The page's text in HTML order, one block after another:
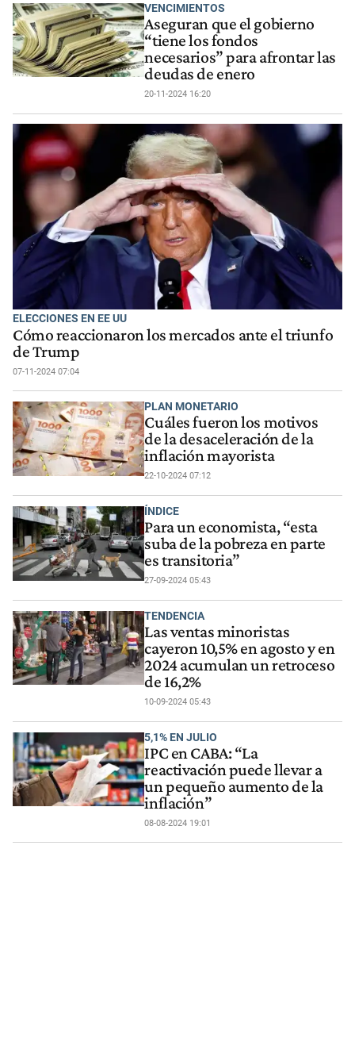
VENCIMIENTOS
Aseguran que el gobierno
“tiene los fondos
necesarios” para afrontar las
deudas de enero
20-11-2024 16:20
ELECCIONES EN EE UU
Cómo reaccionaron los mercados ante el triunfo
de Trump
07-11-2024 07:04
PLAN MONETARIO
Cuáles fueron los motivos
de la desaceleración de la
inflación mayorista
22-10-2024 07:12
ÍNDICE
Para un economista, “esta
suba de la pobreza en parte
es transitoria”
27-09-2024 05:43
TENDENCIA
Las ventas minoristas
cayeron 10,5% en agosto y en
2024 acumulan un retroceso
de 16,2%
10-09-2024 05:43
5,1% EN JULIO
IPC en CABA: “La
reactivación puede llevar a
un pequeño aumento de la
inflación”
08-08-2024 19:01